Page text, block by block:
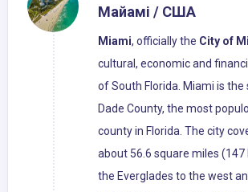
Майамі / США
Miami, officially the City of
cultural, economic and
of South Florida. Miami is
Dade County, the most
county in Florida. The city
about 56.6 square miles
the Everglades to the west